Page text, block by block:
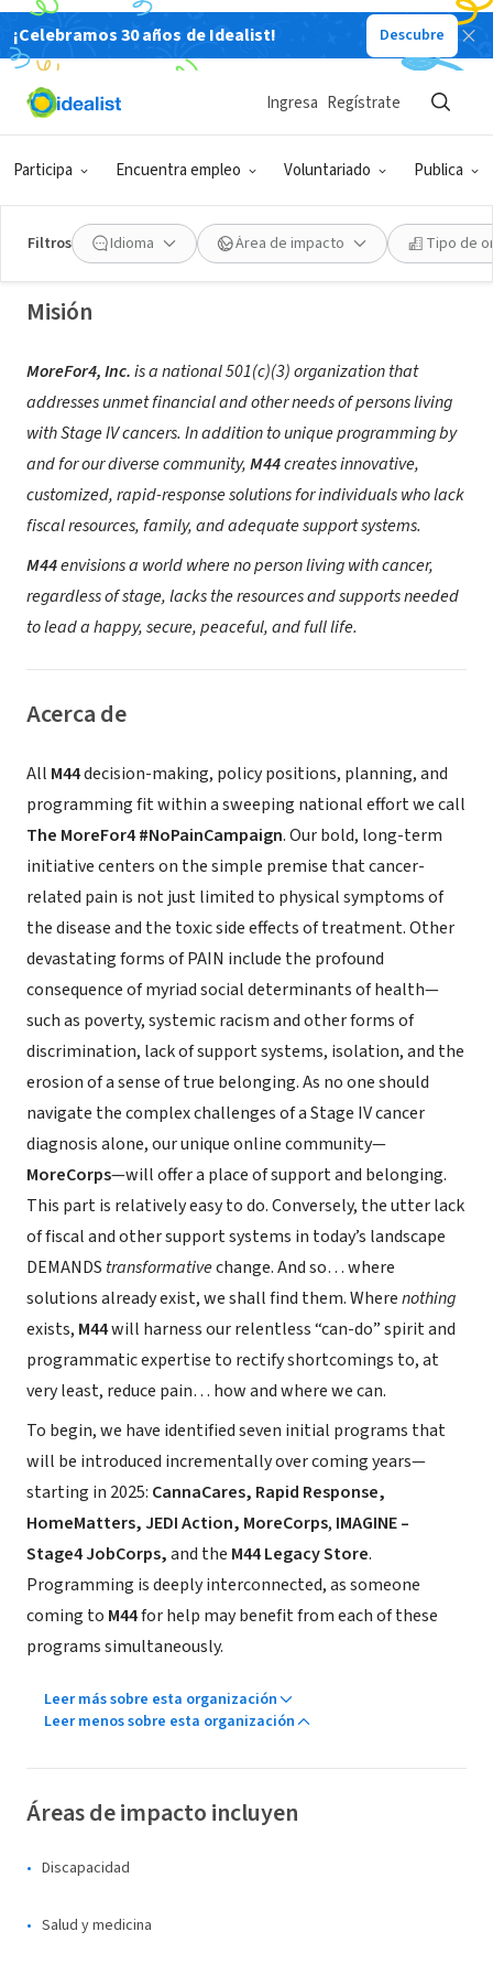
¡Celebramos 30 años de Idealist! Descubre
Participa Encuentra empleo Voluntariado Publica
Ingresa Regístrate
Filtros Idioma Área de impacto Tipo de
MoreFor4, Inc.
Columbia, MD morefor4.org/
Misión
MoreFor4, Inc.is a national 501(c)(3) organization that
addresses unmet financial and other needs of persons living
with Stage IV cancers. In addition to unique programming by
and for our diverse community,M44creates innovative,
customized, rapid-response solutions for individuals who lack
fiscal resources, family, and adequate support systems.
M44envisions a world where no person living with cancer,
regardless of stage, lacks the resources and supports needed
to lead a happy, secure, peaceful, and full life.
Acerca de
All M44decision-making, policy positions, planning, and
programming fit within a sweeping national effort we call
The MoreFor4 #NoPainCampaign.Our bold, long-term
initiative centers on the simple premise that cancer-
related pain is not just limited to physical symptoms of
the disease and the toxic side effects of treatment. Other
devastating forms of PAIN include the profound
consequence of myriad social determinants of health—
such as poverty, systemic racism and other forms of
discrimination, lack of support systems, isolation, and the
erosion of a sense of true belonging. As no one should
navigate the complex challenges of a Stage IV cancer
diagnosis alone, our unique online community—
MoreCorps—will offer a place of support and belonging.
This part is relatively easy to do. Conversely, the utter lack
of fiscal and other support systems in today’s landscape
DEMANDS transformativechange. And so… where
solutions already exist, we shall find them. Wherenothing
exists, M44will harness our relentless “can-do” spirit and
programmatic expertise to rectify shortcomings to, at
very least, reduce pain… how and where we can.
To begin, we have identified seven initial programs that
will be introduced incrementally over coming years—
starting in 2025: CannaCares, Rapid Response,
HomeMatters,JEDI Action, MoreCorps, IMAGINE –
Stage4 JobCorps,and the M44 Legacy Store.
Programming is deeply interconnected, as someone
coming to M44for help may benefit from each of these
programs simultaneously.
Leer más sobre esta organización
Leer menos sobre esta organización
Áreas de impacto incluyen
Discapacidad
Salud y medicina